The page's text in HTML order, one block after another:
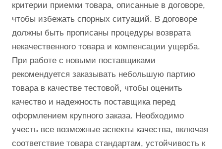
критерии приемки товара, описанные в договоре,
чтобы избежать спорных ситуаций. В договоре
должны быть прописаны процедуры возврата
некачественного товара и компенсации ущерба.
При работе с новыми поставщиками
рекомендуется заказывать небольшую партию
товара в качестве тестовой, чтобы оценить
качество и надежность поставщика перед
оформлением крупного заказа. Необходимо
учесть все возможные аспекты качества, включая
соответствие товара стандартам, устойчивость к